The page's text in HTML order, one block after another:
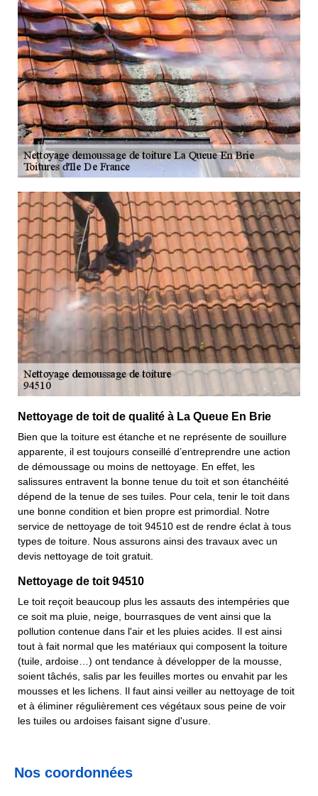
Nettoyage de toit de qualité à La Queue En Brie
Bien que la toiture est étanche et ne représente de souillure
apparente, il est toujours conseillé d’entreprendre une action
de démoussage ou moins de nettoyage. En effet, les
salissures entravent la bonne tenue du toit et son étanchéité
dépend de la tenue de ses tuiles. Pour cela, tenir le toit dans
une bonne condition et bien propre est primordial. Notre
service de nettoyage de toit 94510 est de rendre éclat à tous
types de toiture. Nous assurons ainsi des travaux avec un
devis nettoyage de toit gratuit.
Nettoyage de toit 94510
Le toit reçoit beaucoup plus les assauts des intempéries que
ce soit ma pluie, neige, bourrasques de vent ainsi que la
pollution contenue dans l'air et les pluies acides. Il est ainsi
tout à fait normal que les matériaux qui composent la toiture
(tuile, ardoise…) ont tendance à développer de la mousse,
soient tâchés, salis par les feuilles mortes ou envahit par les
mousses et les lichens. Il faut ainsi veiller au nettoyage de toit
et à éliminer régulièrement ces végétaux sous peine de voir
les tuiles ou ardoises faisant signe d'usure.
Nos coordonnées